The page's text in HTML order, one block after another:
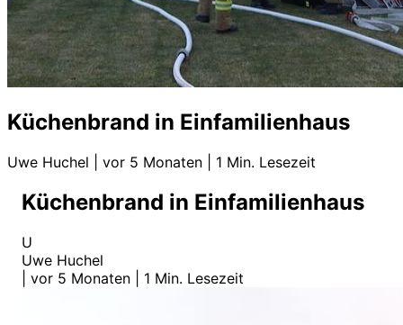
Küchenbrand in Einfamilienhaus
Uwe Huchel vor 5 Monaten 1 Min. Lesezeit
Küchenbrand in Einfamilienhaus
U
Uwe Huchel
vor 5 Monaten 1 Min. Lesezeit